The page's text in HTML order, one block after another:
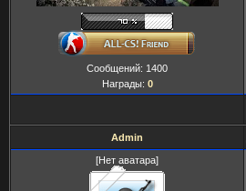
Сообщений: 1400
Награды: 0
Admin
[Нет аватара]